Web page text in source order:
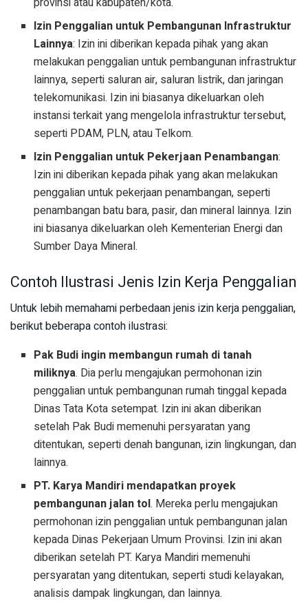
Izin Penggalian untuk Pembangunan Infrastruktur
Lainnya: Izin ini diberikan kepada pihak yang akan
melakukan penggalian untuk pembangunan infrastruktur
lainnya, seperti saluran air, saluran listrik, dan jaringan
telekomunikasi. Izin ini biasanya dikeluarkan oleh
instansi terkait yang mengelola infrastruktur tersebut,
seperti PDAM, PLN, atau Telkom.
Izin Penggalian untuk Pekerjaan Penambangan:
Izin ini diberikan kepada pihak yang akan melakukan
penggalian untuk pekerjaan penambangan, seperti
penambangan batu bara, pasir, dan mineral lainnya. Izin
ini biasanya dikeluarkan oleh Kementerian Energi dan
Sumber Daya Mineral.
Contoh Ilustrasi Jenis Izin Kerja Penggalian
Untuk lebih memahami perbedaan jenis izin kerja penggalian,
berikut beberapa contoh ilustrasi:
Pak Budi ingin membangun rumah di tanah
miliknya. Dia perlu mengajukan permohonan izin
penggalian untuk pembangunan rumah tinggal kepada
Dinas Tata Kota setempat. Izin ini akan diberikan
setelah Pak Budi memenuhi persyaratan yang
ditentukan, seperti denah bangunan, izin lingkungan, dan
lainnya.
PT. Karya Mandiri mendapatkan proyek
pembangunan jalan tol. Mereka perlu mengajukan
permohonan izin penggalian untuk pembangunan jalan
kepada Dinas Pekerjaan Umum Provinsi. Izin ini akan
diberikan setelah PT. Karya Mandiri memenuhi
persyaratan yang ditentukan, seperti studi kelayakan,
analisis dampak lingkungan, dan lainnya.